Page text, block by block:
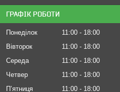
ГРАФІК РОБОТИ
Понеділок 11:00
18:00
Вівторок
11:00
18:00
Середа
11:00
18:00
Четвер
11:00
18:00
Пʼятниця
11:00
18:00